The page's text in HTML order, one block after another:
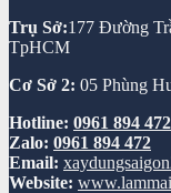
Trụ Sở:177 Đường
TpHCM
Cơ Sở 2: 05 Phùng
Hotline: 0961 894 472
Zalo: 0961 894 472
Email:
Website: